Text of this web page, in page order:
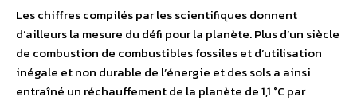
Les chiffres compilés par les scientifiques donnent
d’ailleurs la mesure du défi pour la planète. Plus d’un siècle
de combustion de combustibles fossiles et d’utilisation
inégale et non durable de l’énergie et des sols a ainsi
entraîné un réchauffement de la planète de 1,1 °C par